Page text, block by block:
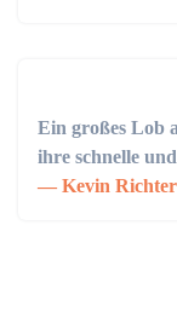
Ein großes Lob
ihre schnelle
Kevin Richter